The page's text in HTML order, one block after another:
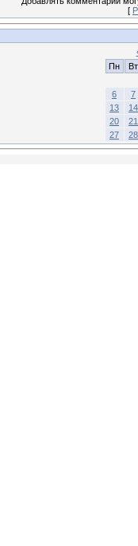
[
Пн
Вт
6
7
13
14
20
21
27
28